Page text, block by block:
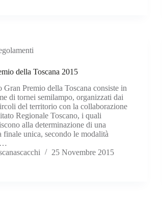
della Toscana 2015
Gran Premio della Toscana consiste in
di tornei semilampo, organizzati dai
del territorio con la collaborazione
Regionale Toscano, i quali
alla determinazione di una
finale unica, secondo le modalità
25 Novembre 2015